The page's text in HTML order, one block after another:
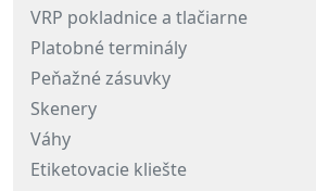
VRP pokladnice a tlačiarne
Platobné terminály
Peňažné zásuvky
Skenery
Váhy
Etiketovacie kliešte